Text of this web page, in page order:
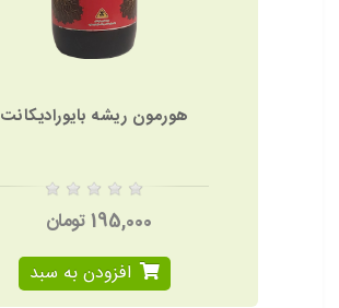
هورمون ریشه بایورادیکانت
195,000 تومان
افزودن به سبد